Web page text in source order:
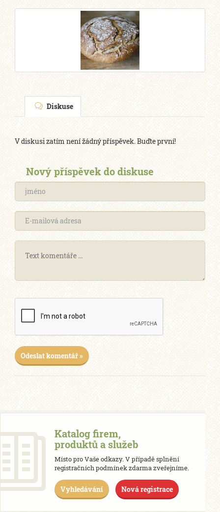
Diskuse
V diskusi zatím není žádný příspěvek. Buďte první!
Nový příspěvek do diskuse
Odeslat komentář »
Katalog firem,
produktů a služeb
Místo pro Vaše odkazy. V případě splnění
registračních podmínek zdarma zveřejníme.
Vyhledávání Nová registrace